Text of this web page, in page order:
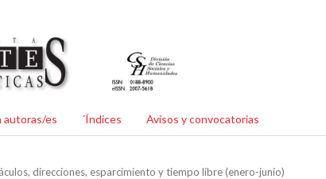
autoras/es ´Índices Avisos y convocatorias
direcciones, esparcimiento y tiempo libre (enero-junio)